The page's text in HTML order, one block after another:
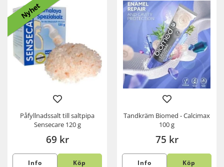
Nyhet
Påfyllnadssalt till saltpipa
Sensecare 120 g
69 kr
Info Köp
Tandkräm Biomed - Calcimax
100 g
75 kr
Info Köp